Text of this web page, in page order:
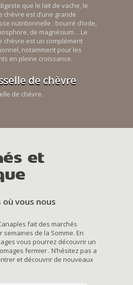
que le lait de vache, le
chèvre est d’une grande
nutritionnelle : bourré d’iode,
de magnésium… Le
chèvre est un complément
notamment pour les
en pleine croissance.
de chèvre
de chèvre.
et
où vous nous
fait des marchés
de la Somme. En
vous pourrez découvrir un
fermier . N’hésitez pas a
et découvrir de nouveaux